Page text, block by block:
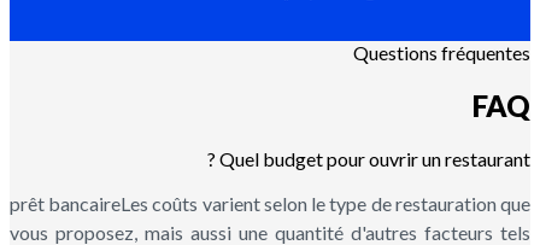
Questions fréquentes
FAQ
Quel budget pour ouvrir un restaurant ?
prêt bancaireLes coûts varient selon le type de restauration que
vous proposez, mais aussi une quantité d'autres facteurs tels